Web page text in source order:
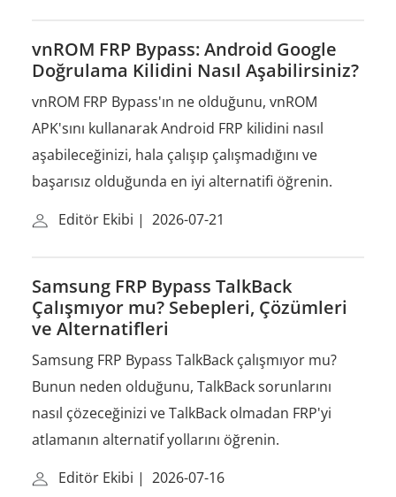
vnROM FRP Bypass: Android Google
Doğrulama Kilidini Nasıl Aşabilirsiniz?
vnROM FRP Bypass'ın ne olduğunu, vnROM
APK'sını kullanarak Android FRP kilidini nasıl
aşabileceğinizi, hala çalışıp çalışmadığını ve
başarısız olduğunda en iyi alternatifi öğrenin.
Editör Ekibi | 2026-07-21
Samsung FRP Bypass TalkBack
Çalışmıyor mu? Sebepleri, Çözümleri
ve Alternatifleri
Samsung FRP Bypass TalkBack çalışmıyor mu?
Bunun neden olduğunu, TalkBack sorunlarını
nasıl çözeceğinizi ve TalkBack olmadan FRP'yi
atlamanın alternatif yollarını öğrenin.
Editör Ekibi | 2026-07-16